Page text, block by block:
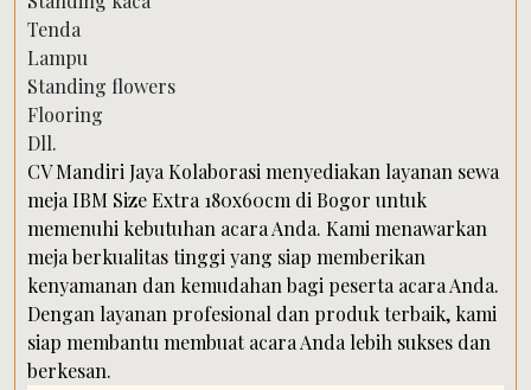
Tenda
Lampu
Standing flowers
Flooring
Dll.
CV Mandiri Jaya Kolaborasi menyediakan layanan sewa
meja IBM Size Extra 180x60cm di Bogor untuk
memenuhi kebutuhan acara Anda. Kami menawarkan
meja berkualitas tinggi yang siap memberikan
kenyamanan dan kemudahan bagi peserta acara Anda.
Dengan layanan profesional dan produk terbaik, kami
siap membantu membuat acara Anda lebih sukses dan
berkesan.